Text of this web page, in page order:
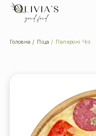
Головна Піца Папероні Чіз